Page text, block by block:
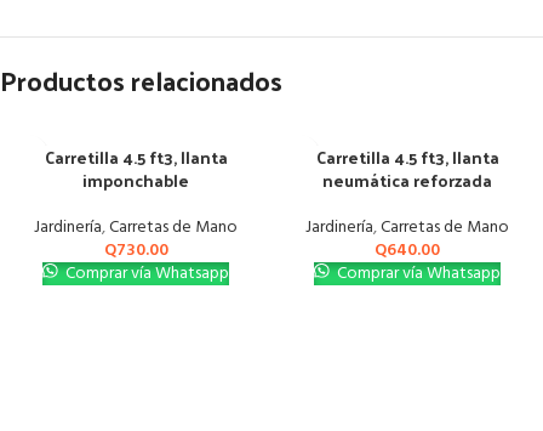
Productos relacionados
Carretilla 4.5 ft3, llanta
imponchable
Jardinería,Carretas de Mano
Q730.00
Comprar vía Whatsapp
Carretilla 4.5 ft3, llanta
neumática reforzada
Jardinería,Carretas de Mano
Q640.00
Comprar vía Whatsapp